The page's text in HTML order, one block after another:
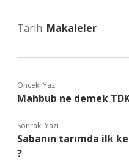
Tarih: Makaleler
Önceki Yazı
Mahbub ne demek
Sonraki Yazı
Sabanın tarımda ilk
?